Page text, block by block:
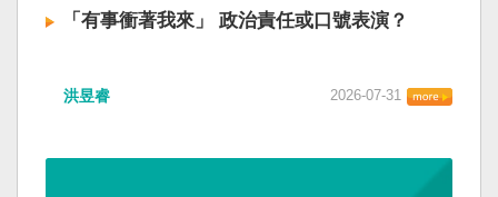
「有事衝著我來」 政治責任或口號表演？
洪昱睿 2026-07-31